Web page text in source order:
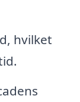
hvilket